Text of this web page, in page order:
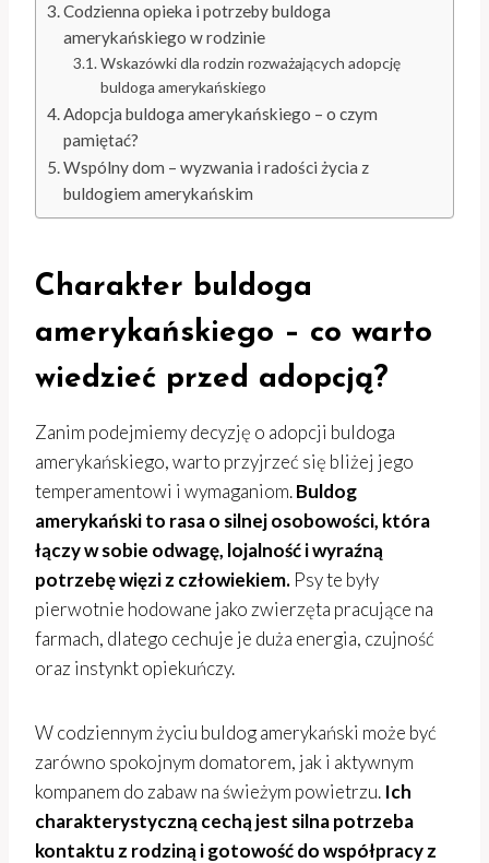
Codzienna opieka i potrzeby buldoga
amerykańskiego w rodzinie
Wskazówki dla rodzin rozważających adopcję
buldoga amerykańskiego
Adopcja buldoga amerykańskiego – o czym
pamiętać?
Wspólny dom – wyzwania i radości życia z
buldogiem amerykańskim
Charakter buldoga
amerykańskiego – co warto
wiedzieć przed adopcją?
Zanim podejmiemy decyzję o adopcji buldoga
amerykańskiego, warto przyjrzeć się bliżej jego
temperamentowi i wymaganiom.Buldog
amerykański to rasa o silnej osobowości, która
łączy w sobie odwagę, lojalność i wyraźną
potrzebę więzi z człowiekiem. Psy te były
pierwotnie hodowane jako zwierzęta pracujące na
farmach, dlatego cechuje je duża energia, czujność
oraz instynkt opiekuńczy.
W codziennym życiu buldog amerykański może być
zarówno spokojnym domatorem, jak i aktywnym
kompanem do zabaw na świeżym powietrzu. Ich
charakterystyczną cechą jest silna potrzeba
kontaktu z rodziną i gotowość do współpracy z